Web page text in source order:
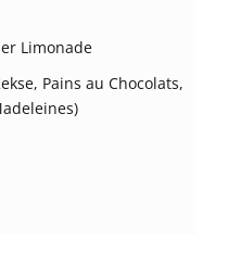
Limonade
Pains au Chocolats,